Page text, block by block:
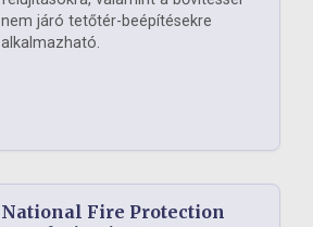
nem járó tetőtér-beépítésekre
alkalmazható.
National Fire Protection